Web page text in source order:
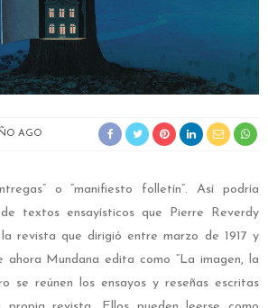
AGO
o “manifiesto folletín”. Así podría
textos ensayísticos que Pierre Reverdy
revista que dirigió entre marzo de 1917 y
ahora Mundana edita como “La imagen, la
se reúnen los ensayos y reseñas escritas